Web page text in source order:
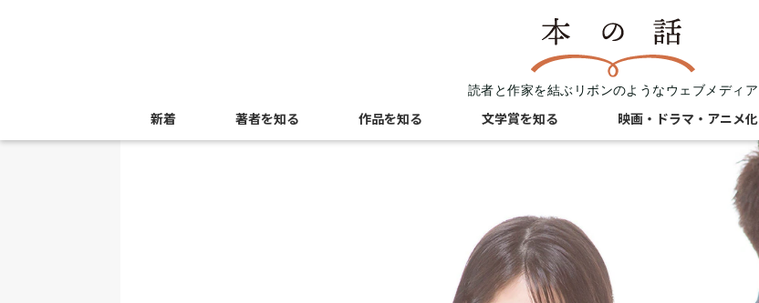
読者と作家を結ぶリボンのようなウェブメディア
新着 著者を知る 作品を知る 文学賞を知る 映画・ドラマ・アニメ化